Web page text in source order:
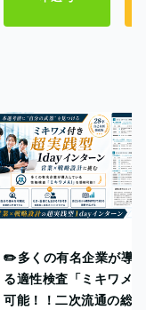
✏️多くの有名企業が導
る適性検査「ミキワメ
可能！！二次流通の総